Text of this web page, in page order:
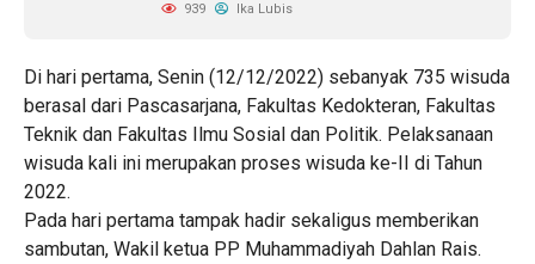
939 Ika Lubis
Di hari pertama, Senin (12/12/2022) sebanyak 735 wisuda
berasal dari Pascasarjana, Fakultas Kedokteran, Fakultas
Teknik dan Fakultas Ilmu Sosial dan Politik. Pelaksanaan
wisuda kali ini merupakan proses wisuda ke-II di Tahun
2022.
Pada hari pertama tampak hadir sekaligus memberikan
sambutan, Wakil ketua PP Muhammadiyah Dahlan Rais.